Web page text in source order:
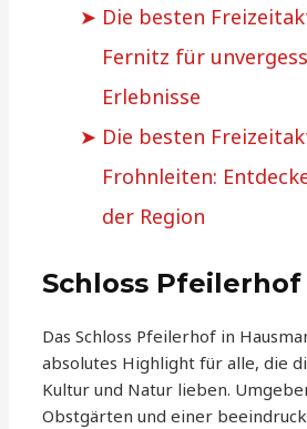
Die besten
Fernitz für
Erlebnisse
Die besten
Frohnleiten:
der Region
Schloss Pfeilerhof
Das Schloss Pfeilerhof in
absolutes Highlight für alle, die
Kultur und Natur lieben.
Obstgärten und einer